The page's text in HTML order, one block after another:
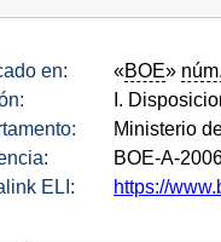
en: «BOE» núm.
I.
Ministerio
BOE-A-
ELI:
https://